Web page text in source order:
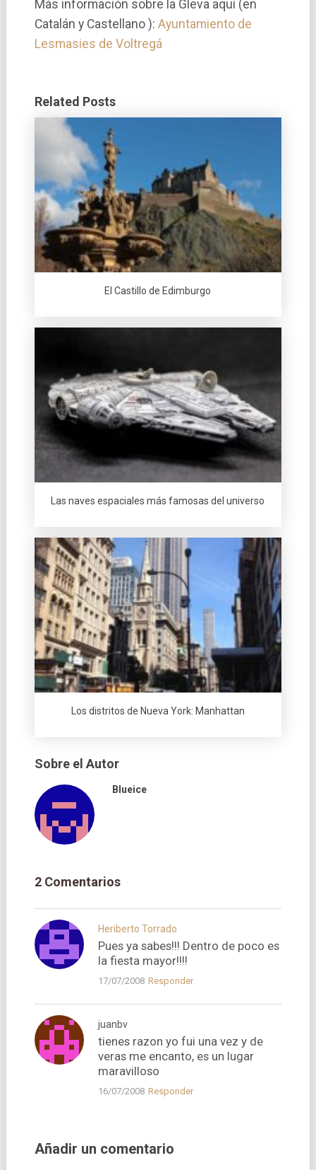
Más información sobre la Gleva aquí­ (en
Catalán y Castellano ): Ayuntamiento de
Lesmasies de Voltregá
Related Posts
El Castillo de Edimburgo
Las naves espaciales más famosas del universo
Los distritos de Nueva York: Manhattan
Sobre el Autor
Blueice
2 Comentarios
Heriberto Torrado
Pues ya sabes!!! Dentro de poco es
la fiesta mayor!!!!
17/07/2008 Responder
juanbv
tienes razon yo fui una vez y de
veras me encanto, es un lugar
maravilloso
16/07/2008 Responder
Añadir un comentario